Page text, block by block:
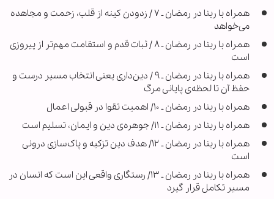
همراه با ربنا در رمضان ـ ۷ / زدودن کینه از قلب، زحمت و مجاهده
می‌خواهد
همراه با ربنا در رمضان ـ ۸ / ثبات قدم و استقامت مهم‌تر از پیروزی
است
همراه با ربنا در رمضان ـ ۹ / دین‌داری یعنی انتخاب مسیر درست و
حفظ آن تا لحظه‌ی پایانی مرگ
همراه با ربنا در رمضان ـ ۱۰/ اهمیت تقوا در قبولی اعمال
همراه با ربنا در رمضان ـ ۱۱/ جوهره‌ی دین و ایمان، تسلیم است
همراه با ربنا در رمضان ـ ۱۲/ هدف دین تزکیه و پاک‌سازی درونی
است
همراه با ربنا در رمضان ـ ۱۳/ رستگاری واقعی این است که انسان در
مسیر تکامل قرار گیرد